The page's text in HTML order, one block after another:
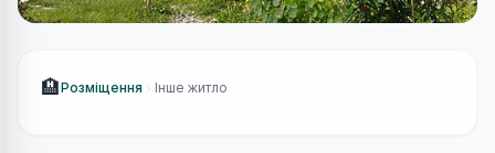
🏨Розміщення Інше житло